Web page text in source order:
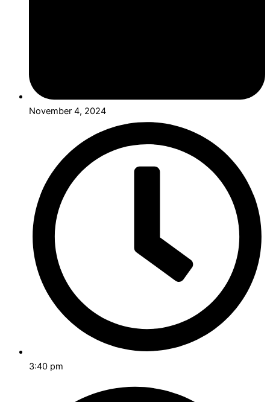
November 4, 2024
3:40 pm